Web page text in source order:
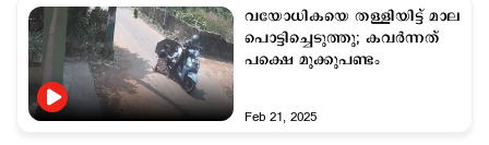
വയോധികയെ തള്ളിയിട്ട് മാല
പൊട്ടിച്ചെടുത്തു; കവര്‍ന്നത്
പക്ഷെ മുക്കുപണ്ടം
Feb 21, 2025